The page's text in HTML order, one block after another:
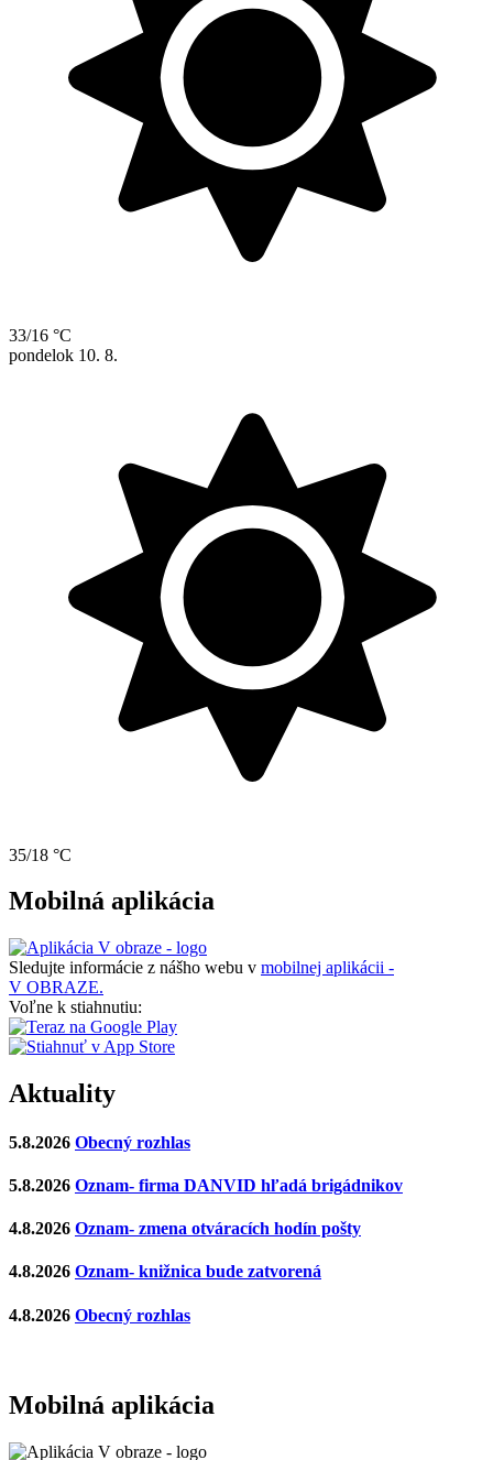
33/16 °C
pondelok 10. 8.
35/18 °C
Mobilná aplikácia
Sledujte informácie z nášho webu v mobilnej aplikácii -
V OBRAZE.
Voľne k stiahnutiu:
Aktuality
5.8.2026 Obecný rozhlas
5.8.2026 Oznam- firma DANVID hľadá brigádnikov
4.8.2026 Oznam- zmena otváracích hodín pošty
4.8.2026 Oznam- knižnica bude zatvorená
4.8.2026 Obecný rozhlas
Mobilná aplikácia